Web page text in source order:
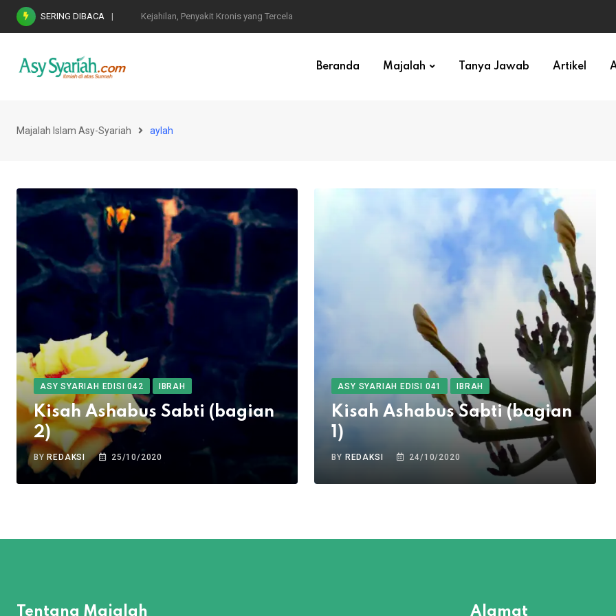
Skip
SERING DIBACA Nasihat Emas di Masa Fitnah (Ujian/Perselisihan)
Beranda Majalah Tanya Jawab Artikel
Majalah Islam Asy-Syariah aylah
ASY SYARIAH EDISI 042 IBRAH
Kisah Ashabus Sabti (bagian
2)
BY REDAKSI 25/10/2020
ASY SYARIAH EDISI 041 IBRAH
Kisah Ashabus Sabti (bagian
1)
BY REDAKSI 24/10/2020
Tentang Majalah Alamat